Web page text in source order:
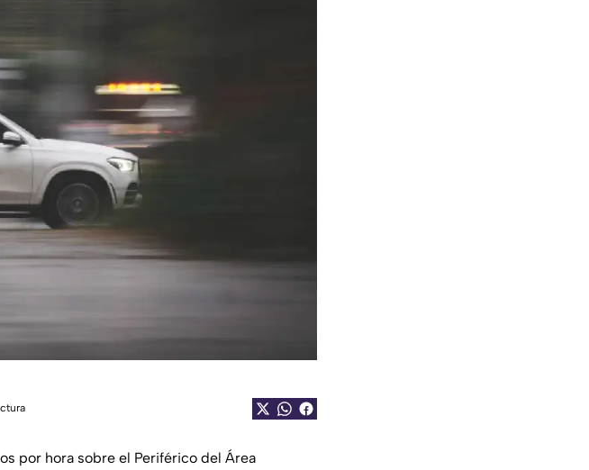
por hora sobre el Periférico del Área